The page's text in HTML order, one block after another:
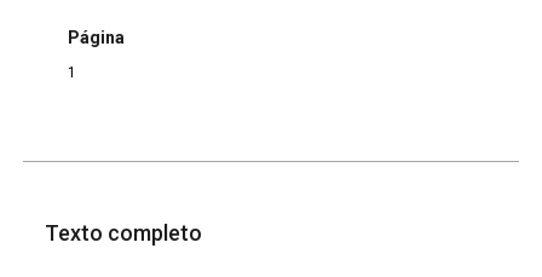
Página
1
Texto completo